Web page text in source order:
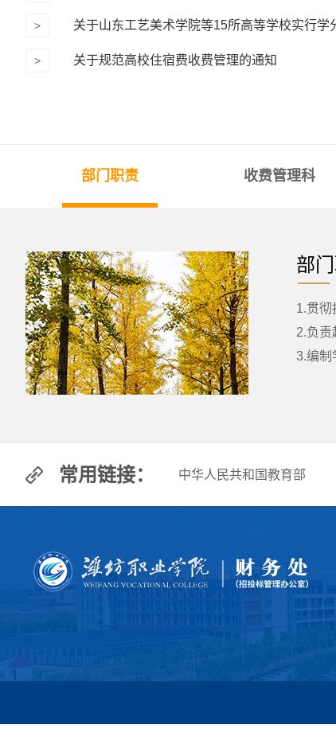
> 关于山东工艺美术学院等15所高等学校实行学
> 关于规范高校住宿费收费管理的通知
部门职责 收费管理科
部
1.贯彻
2.负责
3.编
常用链接： 中华人民共和国教育部